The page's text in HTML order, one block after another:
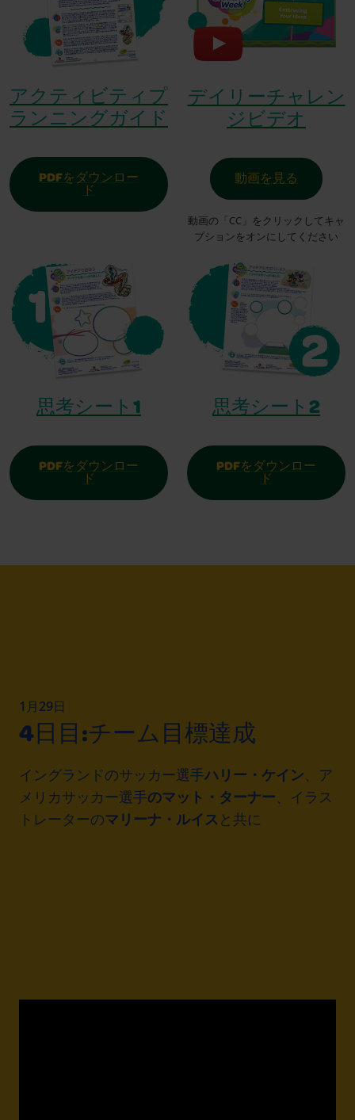
アクティビティプ
ランニングガイド
PDFをダウンロー
ド
デイリーチャレン
ジビデオ
動画を見る
動画の「CC」をクリックしてキャ
プションをオンにしてください
思考シート1
PDFをダウンロー
ド
思考シート2
PDFをダウンロー
ド
1月29日
4日目:チーム目標達成
イングランドのサッカー選手ハリー・ケイン 、ア
メリカサッカー選手のマット・ターナー 、イラス
トレーターのマリーナ・ルイス と共に